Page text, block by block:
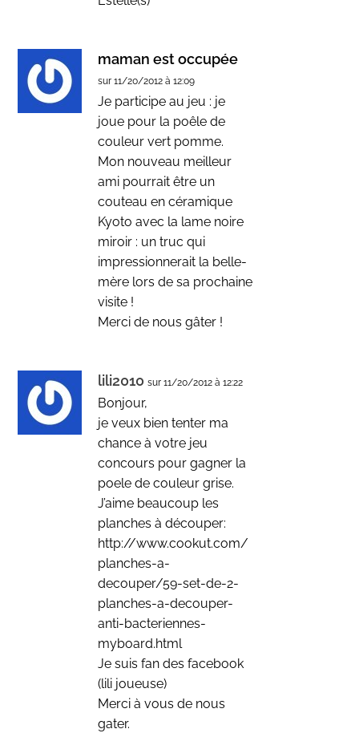
maman est occupée
sur 11/20/2012 à 12:09
Je participe au jeu : je
joue pour la poêle de
couleur vert pomme.
Mon nouveau meilleur
ami pourrait être un
couteau en céramique
Kyoto avec la lame noire
miroir : un truc qui
impressionnerait la belle-
mère lors de sa prochaine
visite !
Merci de nous gâter !
lili2010 sur 11/20/2012 à 12:22
Bonjour,
je veux bien tenter ma
chance à votre jeu
concours pour gagner la
poele de couleur grise.
J’aime beaucoup les
planches à découper:
http://www.cookut.com/
planches-a-
decouper/59-set-de-2-
planches-a-decouper-
anti-bacteriennes-
myboard.html
Je suis fan des facebook
(lili joueuse)
Merci à vous de nous
gater.